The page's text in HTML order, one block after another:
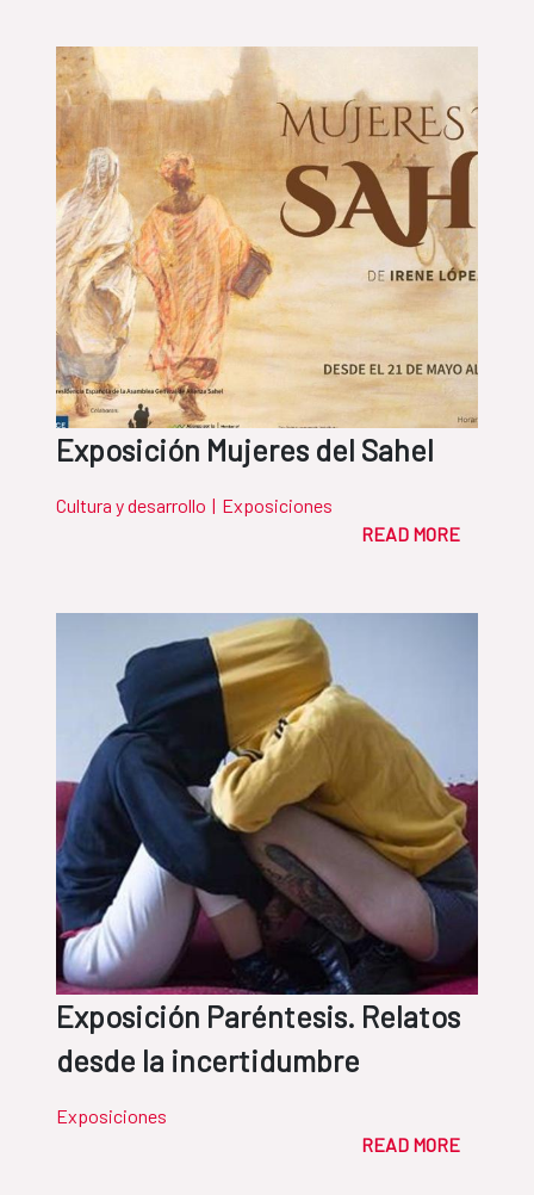
Exposición Mujeres del Sahel
Cultura y desarrollo | Exposiciones
READ MORE
Exposición Paréntesis. Relatos
desde la incertidumbre
Exposiciones
READ MORE